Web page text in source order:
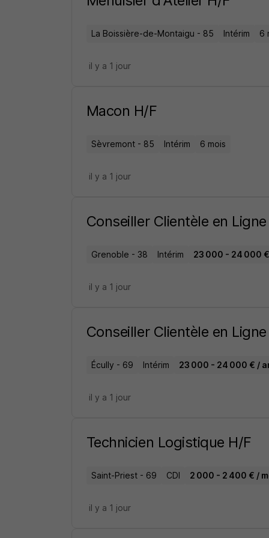
La Boissière-de-Montaigu - 85 Intérim 6
il y a 1 jour
Macon H/F
Sèvremont - 85 Intérim 6 mois
il y a 1 jour
Conseiller Clientèle en
Grenoble - 38 Intérim 23 000 - 24 000
il y a 1 jour
Conseiller Clientèle en
Écully - 69 Intérim 23 000 - 24 000 € /
il y a 1 jour
Technicien Logistique H/F
Saint-Priest - 69 CDI 2 000 - 2 400 € /
il y a 1 jour